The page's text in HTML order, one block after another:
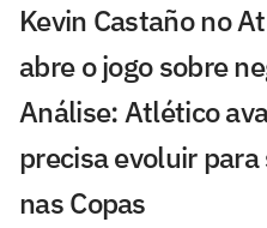
Kevin Castaño no
abre o jogo sobre
Análise: Atlético
precisa evoluir
nas Copas